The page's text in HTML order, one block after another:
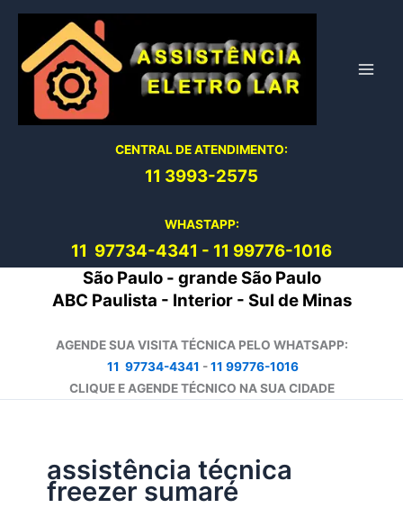
conteúdo
CENTRAL DE ATENDIMENTO:
11 3993-2575
WHASTAPP:
11 97734-4341 - 11 99776-1016
São Paulo - grande São Paulo
ABC Paulista - Interior - Sul de Minas
AGENDE SUA VISITA TÉCNICA PELO WHATSAPP:
11 97734-4341 -11 99776-1016
CLIQUE E AGENDE TÉCNICO NA SUA CIDADE
assistência técnica
freezer sumaré